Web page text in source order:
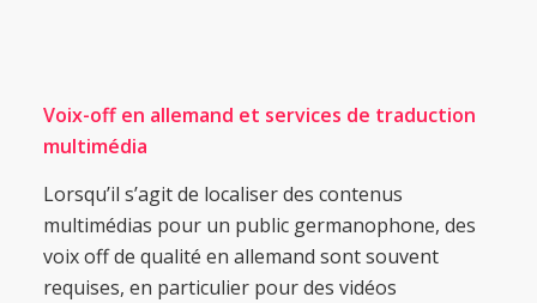
Voix-off en allemand et services de traduction
multimédia
Lorsqu’il s’agit de localiser des contenus
multimédias pour un public germanophone, des
voix off de qualité en allemand sont souvent
requises, en particulier pour des vidéos